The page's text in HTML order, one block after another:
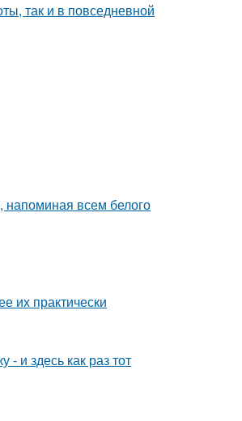
так и в повседневной
всем белого
их практически
и здесь как раз тот